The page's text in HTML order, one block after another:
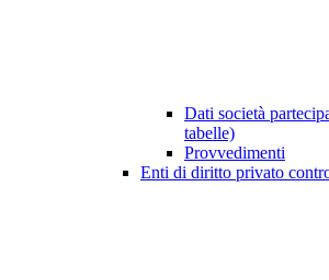
Dati società
tabelle)
Provvedimenti
Enti di diritto privato